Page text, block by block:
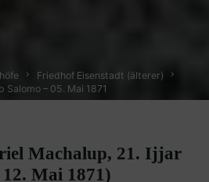
Friedhof Eisenstadt (älterer)
Salomo – 05. Mai 1871
Machalup, 21. Ijjar
Mai 1871)